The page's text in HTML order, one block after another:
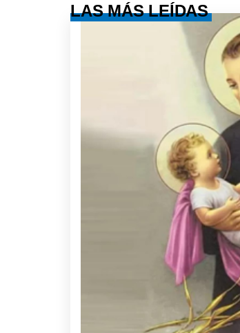
LAS MÁS LEÍDAS